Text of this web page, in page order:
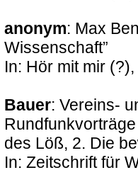
anonym: Max
Wissenschaft”
In: Hör mit mir
Bauer: Vereins-
des Löß, 2. Die
In: Zeitschrift für